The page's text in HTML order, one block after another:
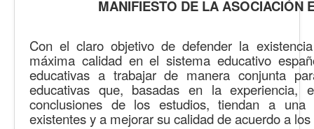
MANIFIESTO DE LA ASOCIACIÓN
Con el claro objetivo de defender la
máxima calidad en el sistema educativo
educativas a trabajar de manera conjunta
educativas que, basadas en la
conclusiones de los estudios, tiendan a una
existentes y a mejorar su calidad de acuerdo a